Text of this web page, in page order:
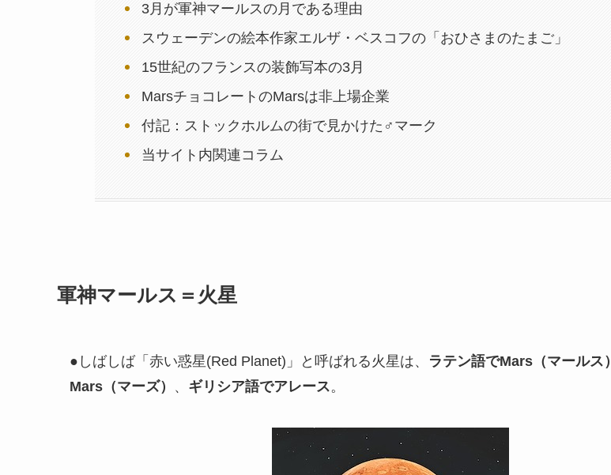
3月が軍神マールスの月である理由
スウェーデンの絵本作家エルザ・ベスコフの「おひさまのたまご」
15世紀のフランスの装飾写本の3月
MarsチョコレートのMarsは非上場企業
付記：ストックホルムの街で見かけた♂マーク
当サイト内関連コラム
軍神マールス＝火星
●しばしば「赤い惑星(Red Planet)」と呼ばれる火星は、 ラテン語でMars（マールス）
Mars（マーズ） 、 ギリシア語でアレース。